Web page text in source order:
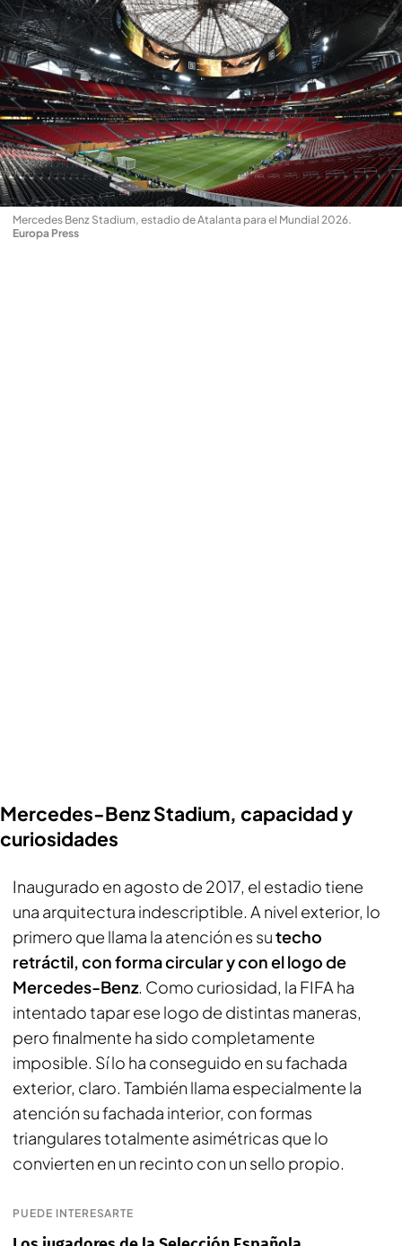
Mercedes Benz Stadium, estadio de Atalanta para el Mundial 2026.
Europa Press
Mercedes-Benz Stadium, capacidad y
curiosidades
Inaugurado en agosto de 2017, el estadio tiene
una arquitectura indescriptible. A nivel exterior, lo
primero que llama la atención es sutecho
retráctil, con forma circular y con el logo de
Mercedes-Benz. Como curiosidad, la FIFA ha
intentado tapar ese logo de distintas maneras,
pero finalmente ha sido completamente
imposible. Sí lo ha conseguido en su fachada
exterior, claro. También llama especialmente la
atención su fachada interior, con formas
triangulares totalmente asimétricas que lo
convierten en un recinto con un sello propio.
PUEDE INTERESARTE